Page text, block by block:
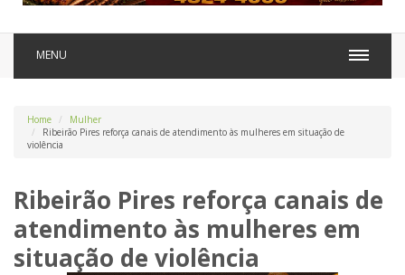
MENU
Home
Mulher
Ribeirão Pires reforça canais de atendimento às mulheres em situação de
violência
Ribeirão Pires reforça canais de
atendimento às mulheres em
situação de violência